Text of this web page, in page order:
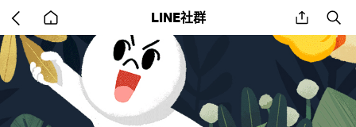
back
to
home
LINE社群 share